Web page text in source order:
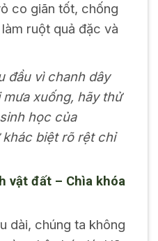
co giãn tốt, chống
ruột quả đặc và
đầu vì chanh dây
xuống, hãy thử
học của
khác biệt rõ rệt chỉ
vật đất – Chìa khóa
dài, chúng ta không